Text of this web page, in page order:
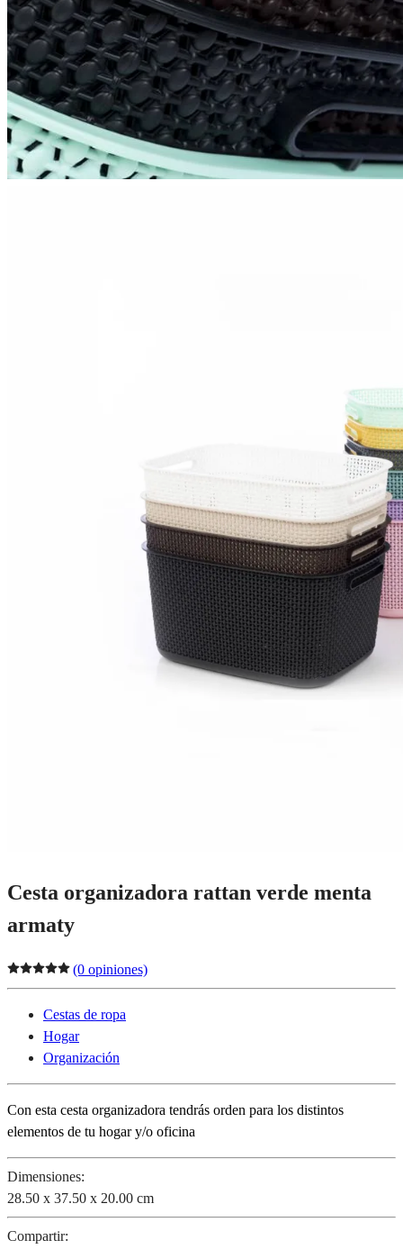
Cesta organizadora rattan verde menta
armaty
(0 opiniones)
Cestas de ropa
Hogar
Organización
Con esta cesta organizadora tendrás orden para los distintos
elementos de tu hogar y/o oficina
Dimensiones:
28.50 x 37.50 x 20.00 cm
Compartir: